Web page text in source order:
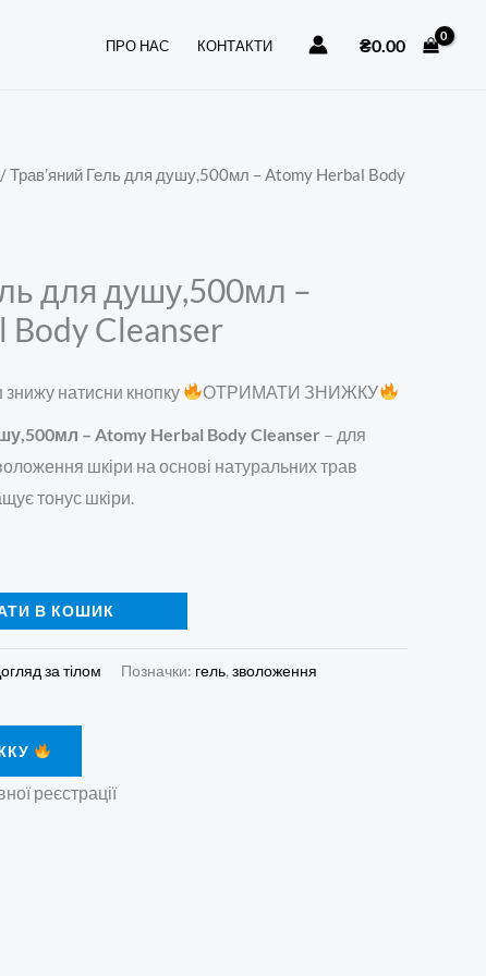
ПРО НАС КОНТАКТИ ₴0.00
/ Трав’яний Гель для душу,500мл – Atomy Herbal Body
для душу,500мл –
Cleanser
натисни кнопку ОТРИМАТИ ЗНИЖКУ
– Atomy Herbal Body Cleanser – для
шкіри на основі натуральних трав
тонус шкіри.
В КОШИК
за тілом Позначки: гель, зволоження
реєстрації
-
Cleanser